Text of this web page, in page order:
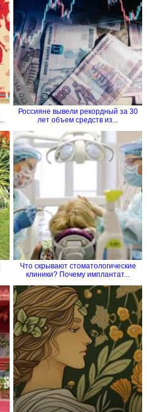
Россияне вывели рекордный за 30
лет объем средств из...
Что скрывают стоматологические
клиники? Почему имплантат...